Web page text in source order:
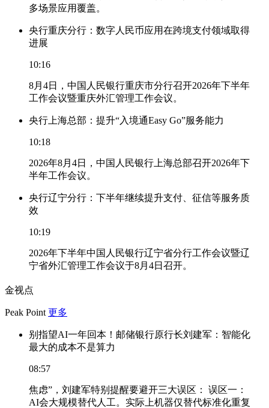
多场景应用覆盖。
央行重庆分行：数字人民币应用在跨境支付领域取得
进展
10:16
8月4日，中国人民银行重庆市分行召开2026年下半年
工作会议暨重庆外汇管理工作会议。
央行上海总部：提升“入境通Easy Go”服务能力
10:18
2026年8月4日，中国人民银行上海总部召开2026年下
半年工作会议。
央行辽宁分行：下半年继续提升支付、征信等服务质
效
10:19
2026年下半年中国人民银行辽宁省分行工作会议暨辽
宁省外汇管理工作会议于8月4日召开。
金视点
Peak Point 更多
别指望AI一年回本！邮储银行原行长刘建军：智能化
最大的成本不是算力
08:57
焦虑”，刘建军特别提醒要避开三大误区： 误区一：
AI会大规模替代人工。实际上机器仅替代标准化重复